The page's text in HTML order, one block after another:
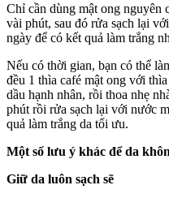
Chỉ cần dùng mật ong nguyên
vài phút, sau đó rửa sạch lại
ngày để có kết quả làm trắng
Nếu có thời gian, bạn có thể
đều 1 thìa café mật ong với
dầu hạnh nhân, rồi thoa nhẹ
phút rồi rửa sạch lại với nước
quả làm trắng da tối ưu.
Một số lưu ý khác để da
Giữ da luôn sạch sẽ